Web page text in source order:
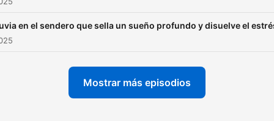
rodeado de pensamientos
buscas un sonido que
como una música relajante
acompaña sin invadir. Otras
en el sendero que sella un sueño profundo y disuelve el
Mostrar más episodios